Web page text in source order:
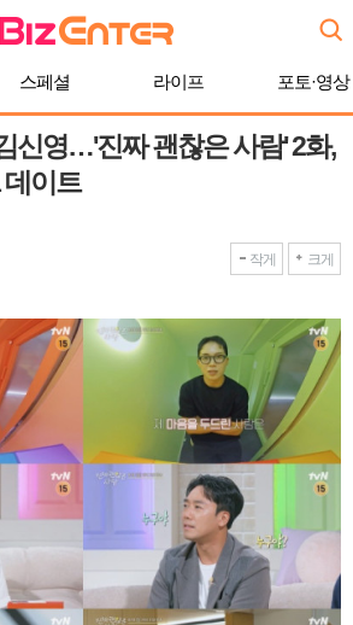
스페셜 라이프 포토·영상
신영…'진짜 괜찮은 사람' 2화,
데이트
작게 크게